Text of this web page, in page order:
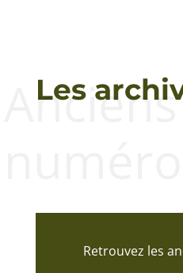
Les
Anciens
Retrouvez les